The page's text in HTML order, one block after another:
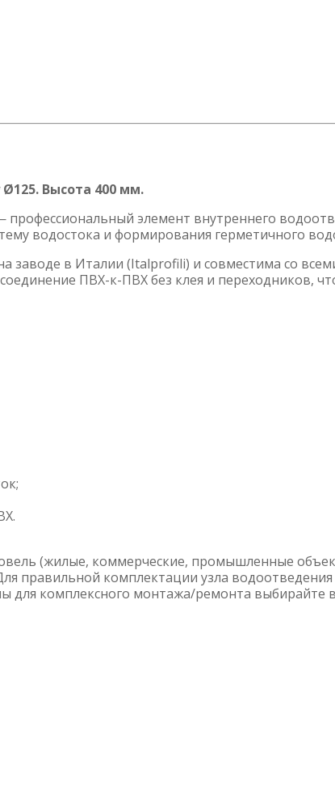
Высота 400 мм.
элемент внутреннего
водостока и формирования герметичного
заводе в Италии (Italprofili) и совместима со
ПВХ-к-ПВХ без клея и переходников,
(жилые, коммерческие, промышленные
правильной комплектации узла
для комплексного монтажа/ремонта выбирайте